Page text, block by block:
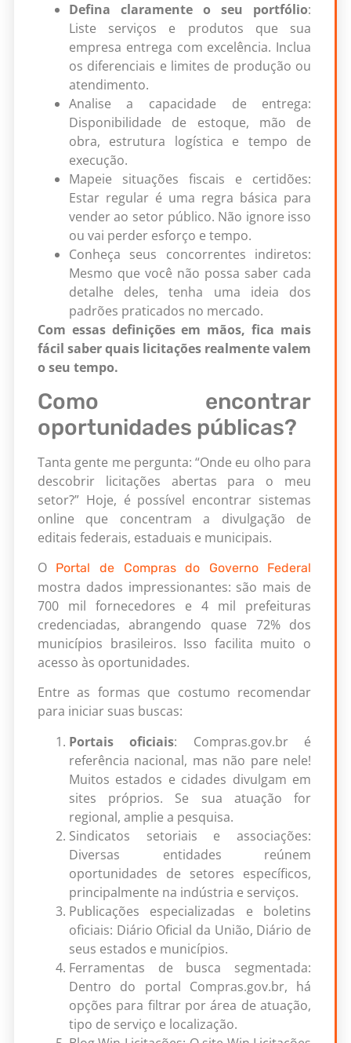
Defina claramente o seu portfólio:
Liste serviços e produtos que sua
empresa entrega com excelência. Inclua
os diferenciais e limites de produção ou
atendimento.
Analise a capacidade de entrega:
Disponibilidade de estoque, mão de
obra, estrutura logística e tempo de
execução.
Mapeie situações fiscais e certidões:
Estar regular é uma regra básica para
vender ao setor público. Não ignore isso
ou vai perder esforço e tempo.
Conheça seus concorrentes indiretos:
Mesmo que você não possa saber cada
detalhe deles, tenha uma ideia dos
padrões praticados no mercado.
Com essas definições em mãos, fica mais
fácil saber quais licitações realmente valem
o seu tempo.
Como encontrar
oportunidades públicas?
Tanta gente me pergunta: “Onde eu olho para
descobrir licitações abertas para o meu
setor?” Hoje, é possível encontrar sistemas
online que concentram a divulgação de
editais federais, estaduais e municipais.
O
Portal de Compras do Governo Federal
mostra dados impressionantes: são mais de
700 mil fornecedores e 4 mil prefeituras
credenciadas, abrangendo quase 72% dos
municípios brasileiros. Isso facilita muito o
acesso às oportunidades.
Entre as formas que costumo recomendar
para iniciar suas buscas:
Portais oficiais: Compras.gov.br é
referência nacional, mas não pare nele!
Muitos estados e cidades divulgam em
sites próprios. Se sua atuação for
regional, amplie a pesquisa.
Sindicatos setoriais e associações:
Diversas entidades reúnem
oportunidades de setores específicos,
principalmente na indústria e serviços.
Publicações especializadas e boletins
oficiais: Diário Oficial da União, Diário de
seus estados e municípios.
Ferramentas de busca segmentada:
Dentro do portal Compras.gov.br, há
opções para filtrar por área de atuação,
tipo de serviço e localização.